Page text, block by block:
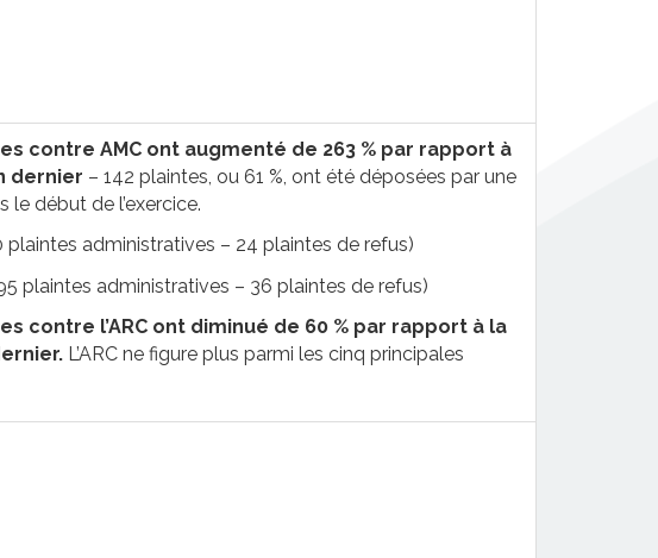
contre AMC ont augmenté de 263 % par rapport à
dernier – 142 plaintes, ou 61 %, ont été déposées par une
début de l’exercice.
plaintes administratives – 24 plaintes de refus)
plaintes administratives – 36 plaintes de refus)
contre l’ARC ont diminué de 60 % par rapport à la
L’ARC ne figure plus parmi les cinq principales